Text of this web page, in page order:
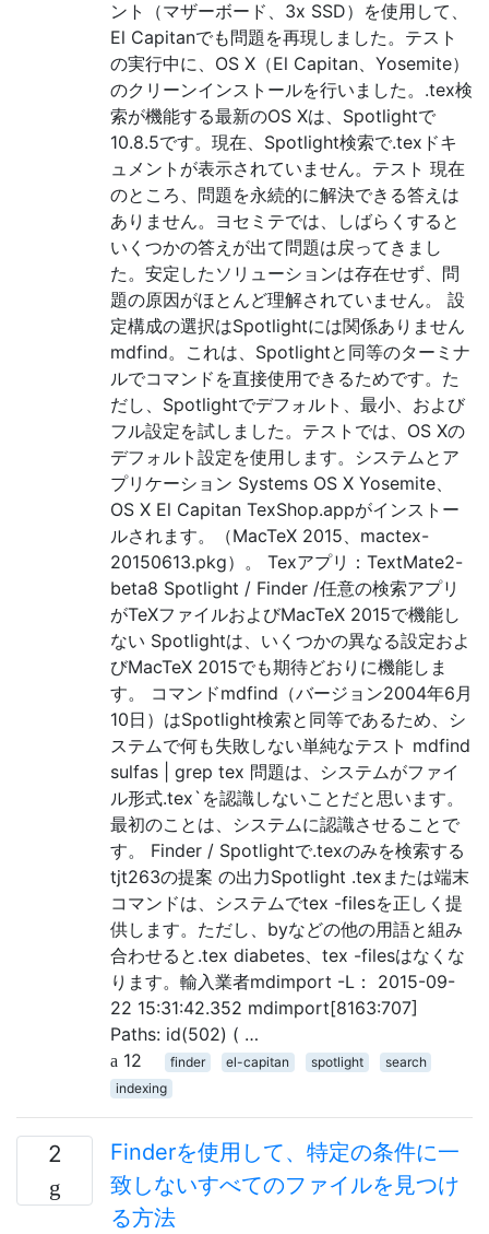
ント（マザーボード、3x SSD）を使用して、
El Capitanでも問題を再現しました。テスト
の実行中に、OS X（El Capitan、Yosemite）
のクリーンインストールを行いました。.tex検
索が機能する最新のOS Xは、Spotlightで
10.8.5です。現在、Spotlight検索で.texドキ
ュメントが表示されていません。テスト 現在
のところ、問題を永続的に解決できる答えは
ありません。ヨセミテでは、しばらくすると
いくつかの答えが出て問題は戻ってきまし
た。安定したソリューションは存在せず、問
題の原因がほとんど理解されていません。 設
定構成の選択はSpotlightには関係ありません
mdfind。これは、Spotlightと同等のターミナ
ルでコマンドを直接使用できるためです。た
だし、Spotlightでデフォルト、最小、および
フル設定を試しました。テストでは、OS Xの
デフォルト設定を使用します。システムとア
プリケーション Systems OS X Yosemite、
OS X El Capitan TexShop.appがインストー
ルされます。（MacTeX 2015、mactex-
20150613.pkg）。 Texアプリ：TextMate2-
beta8 Spotlight / Finder /任意の検索アプリ
がTeXファイルおよびMacTeX 2015で機能し
ない Spotlightは、いくつかの異なる設定およ
びMacTeX 2015でも期待どおりに機能しま
す。 コマンドmdfind（バージョン2004年6月
10日）はSpotlight検索と同等であるため、シ
ステムで何も失敗しない単純なテスト mdfind
sulfas | grep tex 問題は、システムがファイ
ル形式.tex`を認識しないことだと思います。
最初のことは、システムに認識させることで
す。 Finder / Spotlightで.texのみを検索する
tjt263の提案 の出力Spotlight .texまたは端末
コマンドは、システムでtex -filesを正しく提
供します。ただし、byなどの他の用語と組み
合わせると.tex diabetes、tex -filesはなくな
ります。輸入業者mdimport -L： 2015-09-
22 15:31:42.352 mdimport[8163:707]
Paths: id(502) ( …
12
finder el-capitan spotlight
search
indexing
2
Finderを使用して、特定の条件に一
致しないすべてのファイルを見つけ
る方法